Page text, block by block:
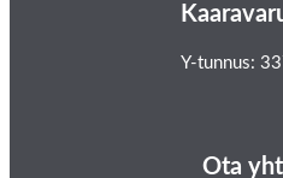
Y-tunnus:
Ota